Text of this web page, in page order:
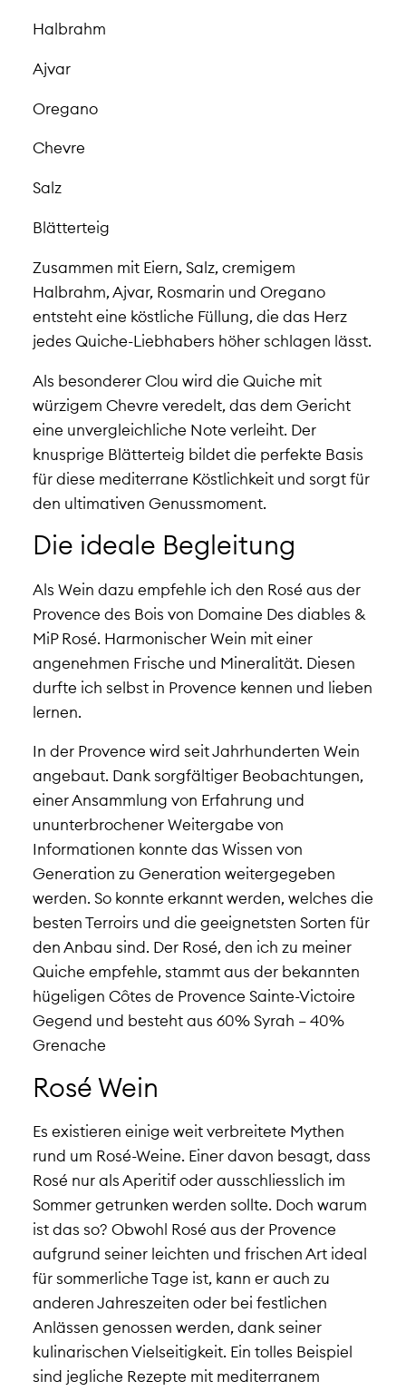
Halbrahm
Ajvar
Oregano
Chevre
Salz
Blätterteig
Zusammen mit Eiern, Salz, cremigem
Halbrahm, Ajvar, Rosmarin und Oregano
entsteht eine köstliche Füllung, die das Herz
jedes Quiche-Liebhabers höher schlagen lässt.
Als besonderer Clou wird die Quiche mit
würzigem Chevre veredelt, das dem Gericht
eine unvergleichliche Note verleiht. Der
knusprige Blätterteig bildet die perfekte Basis
für diese mediterrane Köstlichkeit und sorgt für
den ultimativen Genussmoment.
Die ideale Begleitung
Als Wein dazu empfehle ich den Rosé aus der
Provence des Bois von Domaine Des diables &
MiP Rosé. Harmonischer Wein mit einer
angenehmen Frische und Mineralität. Diesen
durfte ich selbst in Provence kennen und lieben
lernen.
In der Provence wird seit Jahrhunderten Wein
angebaut. Dank sorgfältiger Beobachtungen,
einer Ansammlung von Erfahrung und
ununterbrochener Weitergabe von
Informationen konnte das Wissen von
Generation zu Generation weitergegeben
werden. So konnte erkannt werden, welches die
besten Terroirs und die geeignetsten Sorten für
den Anbau sind. Der Rosé, den ich zu meiner
Quiche empfehle, stammt aus der bekannten
hügeligen Côtes de Provence Sainte-Victoire
Gegend und besteht aus 60% Syrah – 40%
Grenache
Rosé Wein
Es existieren einige weit verbreitete Mythen
rund um Rosé-Weine. Einer davon besagt, dass
Rosé nur als Aperitif oder ausschliesslich im
Sommer getrunken werden sollte. Doch warum
ist das so? Obwohl Rosé aus der Provence
aufgrund seiner leichten und frischen Art ideal
für sommerliche Tage ist, kann er auch zu
anderen Jahreszeiten oder bei festlichen
Anlässen genossen werden, dank seiner
kulinarischen Vielseitigkeit. Ein tolles Beispiel
sind jegliche Rezepte mit mediterranem